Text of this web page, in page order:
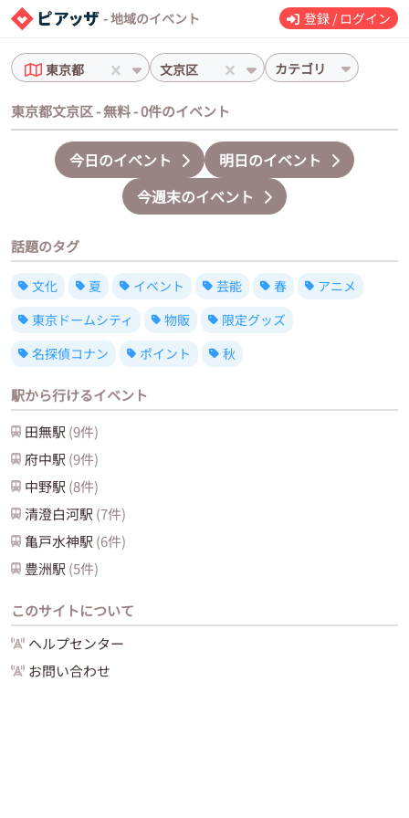
- 地域のイベント 登録 / ログイン
東京都 文京区 カテゴリ
東京都文京区 - 無料 - 0件のイベント
今日のイベント
明日のイベント
今週末のイベント
話題のタグ
文化 夏 イベント 芸能 春
アニメ
東京ドームシティ
物販
限定グッズ
名探偵コナン
ポイント 秋
駅から行けるイベント
田無駅 (9件)
府中駅 (9件)
中野駅 (8件)
清澄白河駅 (7件)
亀戸水神駅 (6件)
豊洲駅 (5件)
このサイトについて
ヘルプセンター
お問い合わせ